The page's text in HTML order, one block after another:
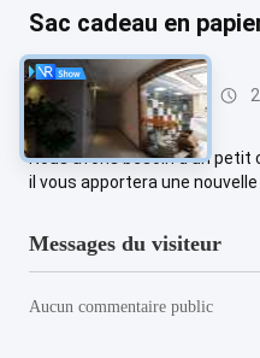
Sac cadeau en
Parement en acier
Nous avons besoin d'un petit
il vous apportera une nouvelle
Messages du visiteur
Aucun commentaire public